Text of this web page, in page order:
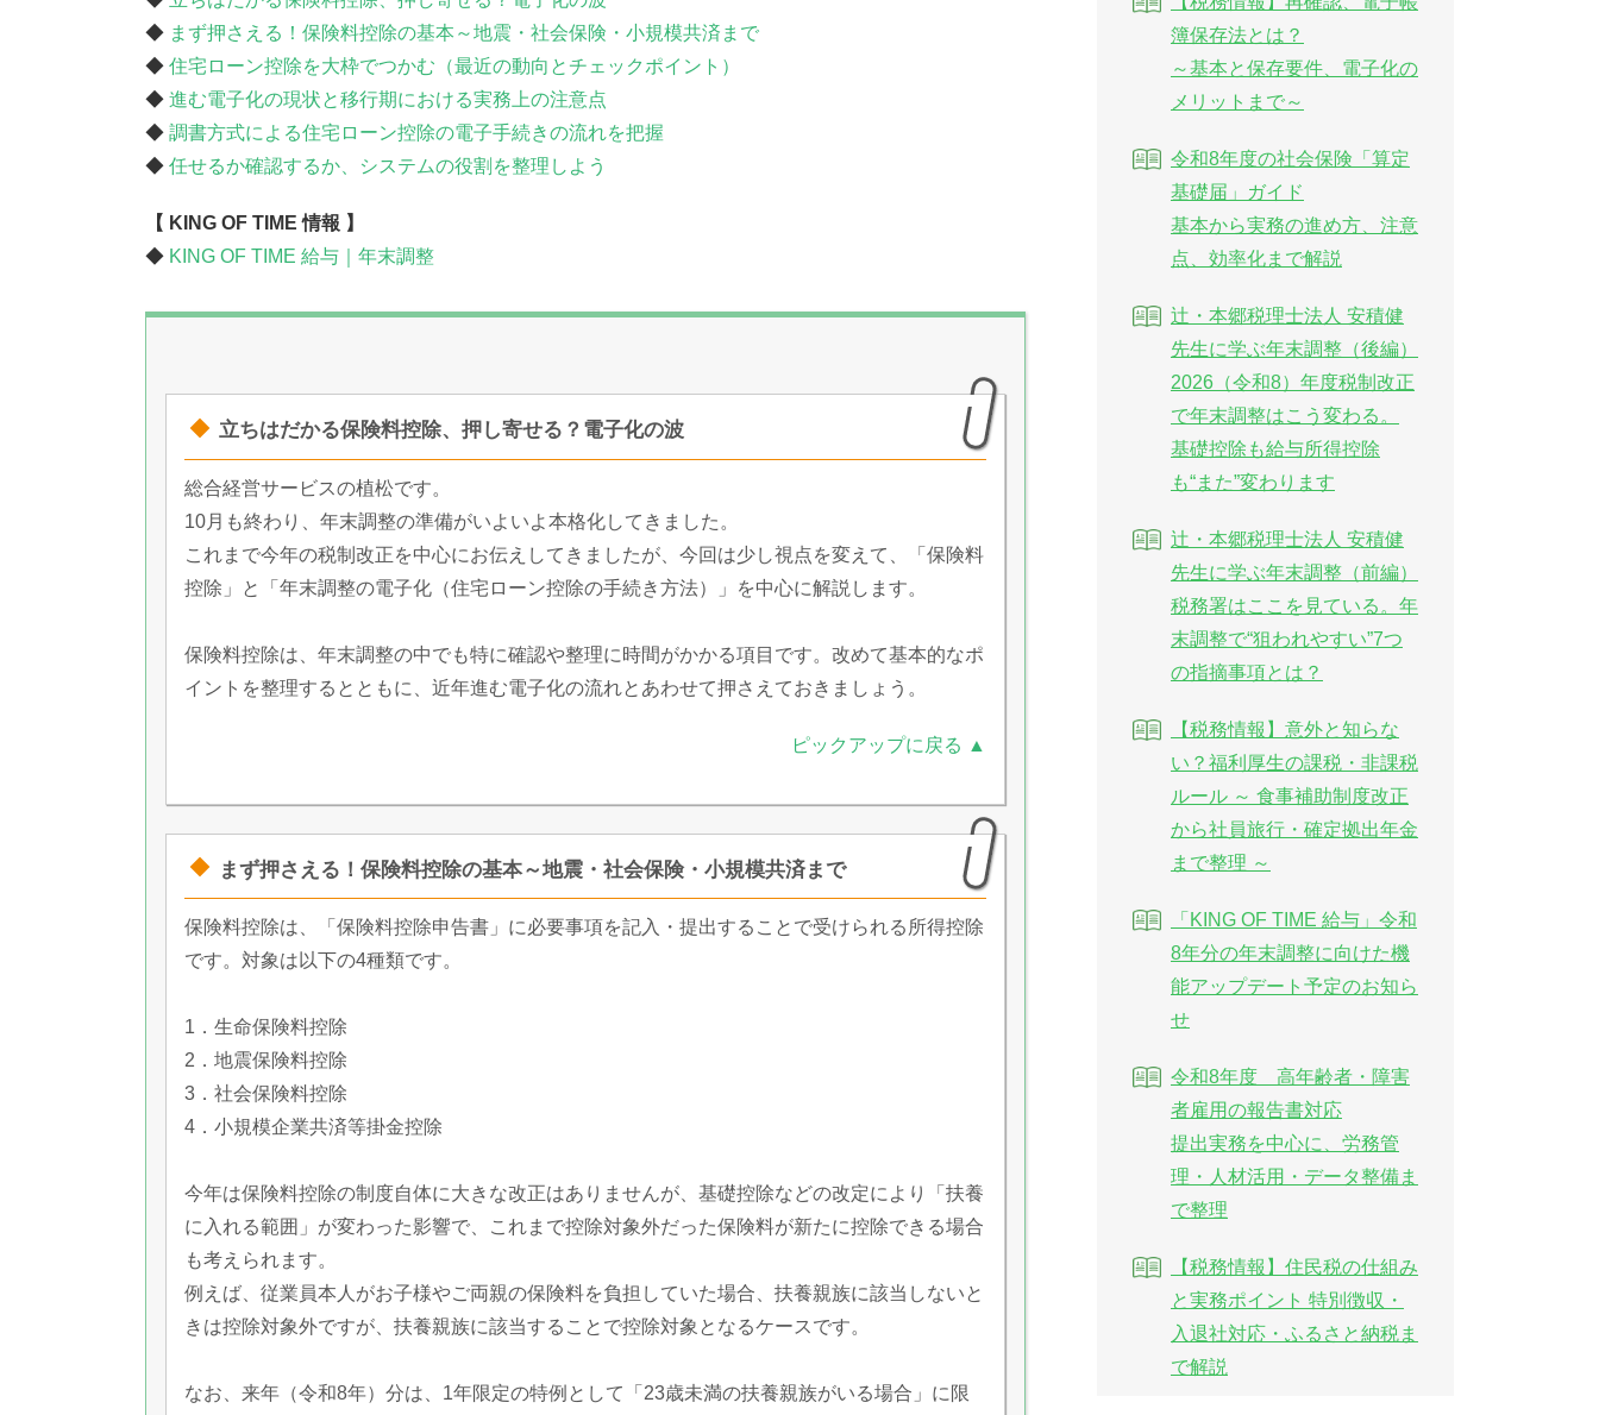
◆ まず押さえる！保険料控除の基本～地震・社会保険・小規模共済まで
◆ 住宅ローン控除を大枠でつかむ（最近の動向とチェックポイント）
◆ 進む電子化の現状と移行期における実務上の注意点
◆ 調書方式による住宅ローン控除の電子手続きの流れを把握
◆ 任せるか確認するか、システムの役割を整理しよう
【 KING OF TIME 情報 】
◆ KING OF TIME 給与｜年末調整
立ちはだかる保険料控除、押し寄せる？電子化の波
総合経営サービスの植松です。
10月も終わり、年末調整の準備がいよいよ本格化してきました。
これまで今年の税制改正を中心にお伝えしてきましたが、今回は少し視点を変えて、「保険料
控除」と「年末調整の電子化（住宅ローン控除の手続き方法）」を中心に解説します。
保険料控除は、年末調整の中でも特に確認や整理に時間がかかる項目です。改めて基本的なポ
イントを整理するとともに、近年進む電子化の流れとあわせて押さえておきましょう。
ピックアップに戻る ▲
まず押さえる！保険料控除の基本～地震・社会保険・小規模共済まで
保険料控除は、「保険料控除申告書」に必要事項を記入・提出することで受けられる所得控除
です。対象は以下の4種類です。
1．生命保険料控除
2．地震保険料控除
3．社会保険料控除
4．小規模企業共済等掛金控除
今年は保険料控除の制度自体に大きな改正はありませんが、基礎控除などの改定により「扶養
に入れる範囲」が変わった影響で、これまで控除対象外だった保険料が新たに控除できる場合
も考えられます。
例えば、従業員本人がお子様やご両親の保険料を負担していた場合、扶養親族に該当しないと
きは控除対象外ですが、扶養親族に該当することで控除対象となるケースです。
なお、来年（令和8年）分は、1年限定の特例として「23歳未満の扶養親族がいる場合」に限
簿保存法とは？
～基本と保存要件、電子化の
メリットまで～
令和8年度の社会保険「算定
基礎届」ガイド
基本から実務の進め方、注意
点、効率化まで解説
辻・本郷税理士法人 安積健
先生に学ぶ年末調整（後編）
2026（令和8）年度税制改正
で年末調整はこう変わる。
基礎控除も給与所得控除
も“また”変わります
辻・本郷税理士法人 安積健
先生に学ぶ年末調整（前編）
税務署はここを見ている。年
末調整で“狙われやすい”7つ
の指摘事項とは？
【税務情報】意外と知らな
い？福利厚生の課税・非課税
ルール ～ 食事補助制度改正
から社員旅行・確定拠出年金
まで整理 ～
「KING OF TIME 給与」令和
8年分の年末調整に向けた機
能アップデート予定のお知ら
せ
令和8年度 高年齢者・障害
者雇用の報告書対応
提出実務を中心に、労務管
理・人材活用・データ整備ま
で整理
【税務情報】住民税の仕組み
と実務ポイント 特別徴収・
入退社対応・ふるさと納税ま
で解説